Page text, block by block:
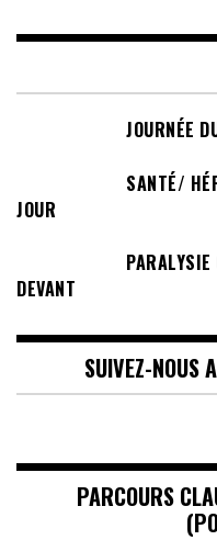
JOURNÉE
SANTÉ/
JOUR
DEVANT
SUIVEZ-NOUS
PARCOURS